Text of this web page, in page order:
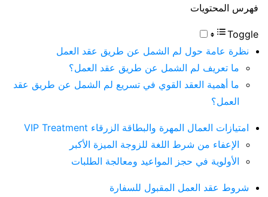
فهرس المحتويات
Toggle
نظرة عامة حول لم الشمل عن طريق عقد العمل
ما تعريف لم الشمل عن طريق عقد العمل؟
ما أهمية العقد القوي في تسريع لم الشمل عن طريق عقد
العمل؟
امتيازات العمال المهرة والبطاقة الزرقاء VIP Treatment
الإعفاء من شرط اللغة للزوجة الميزة الأكبر
الأولوية في حجز المواعيد ومعالجة الطلبات
شروط عقد العمل المقبول للسفارة